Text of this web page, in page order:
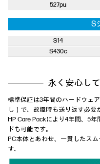
527pu
S
S14
S430c
永く安心し
標準保証は3年間のハードウェ
し）で、故障時も送り返す必要
HP Care Packにより4年間、5
ドも可能です。
PC本体とあわせ、一貫したス
す。